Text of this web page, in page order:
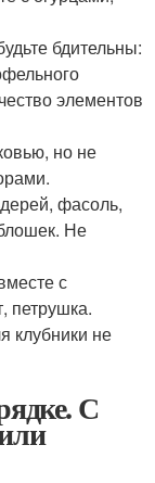
бдительны:
элементов
но не
фасоль,
Не
с
петрушка.
клубники не
С